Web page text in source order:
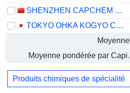
SHENZHEN CAPCHEM TECHNOLOGY CO., LTD.
TOKYO OHKA KOGYO CO., LTD.
Moyenne
Moyenne pondérée par Capi.
Produits chimiques de spécialité